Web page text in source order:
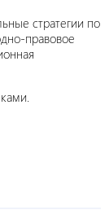
стратегии по
правовое